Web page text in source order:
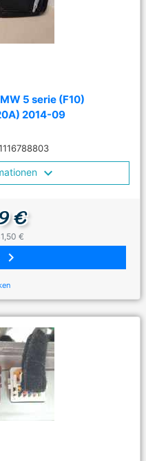
5 serie (F10)
2014-09
€
€
keyboard_arrow_right